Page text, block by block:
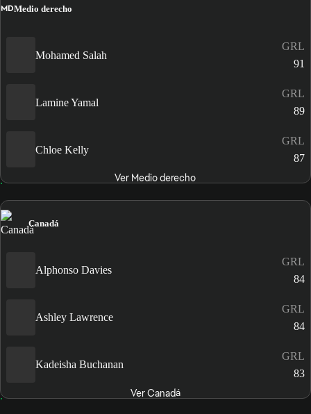
MDMedio derecho
Mohamed Salah
GRL
91
Lamine Yamal
GRL
89
Chloe Kelly
GRL
87
Ver Medio derecho
Canadá
Alphonso Davies
GRL
84
Ashley Lawrence
GRL
84
Kadeisha Buchanan
GRL
83
Ver Canadá